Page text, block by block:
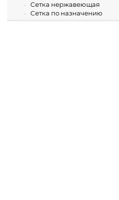
Сетка нержавеющая
Сетка по назначению